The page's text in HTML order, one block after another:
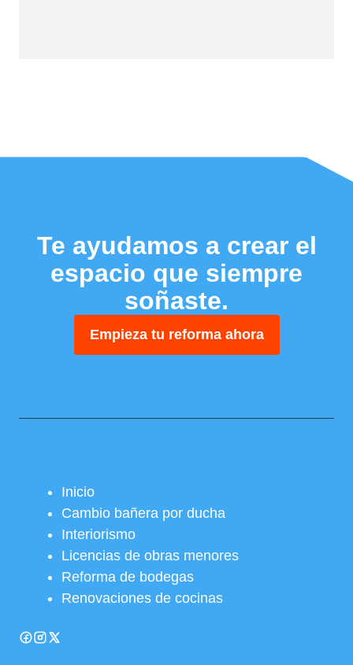
Te ayudamos a crear el
espacio que siempre
soñaste.
Empieza tu reforma ahora
Inicio
Cambio bañera por ducha
Interiorismo
Licencias de obras menores
Reforma de bodegas
Renovaciones de cocinas